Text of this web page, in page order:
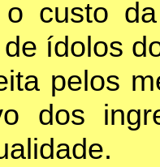
custo
ídolos
pelos
dos